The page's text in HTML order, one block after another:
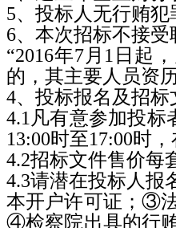
5、投标人无行贿犯
6、本次招标不接受
“2016年7月 1 日起
的，其主要人员资
4、投标报名及招标
4.1 凡有意参加投标
13:00时至17:00时，
4.2招标文件售价每
4.3请潜在投标人报
本开户许可证；③
④检察院出具的行